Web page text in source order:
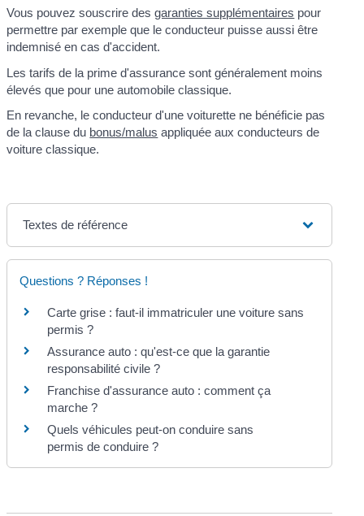
Vous pouvez souscrire desgaranties supplémentaires pour
permettre par exemple que le conducteur puisse aussi être
indemnisé en cas d'accident.
Les tarifs de la prime d'assurance sont généralement moins
élevés que pour une automobile classique.
En revanche, le conducteur d'une voiturette ne bénéficie pas
de la clause du bonus/malus appliquée aux conducteurs de
voiture classique.
Textes de référence
Questions ? Réponses !
Carte grise : faut-il immatriculer une voiture sans
permis ?
Assurance auto : qu'est-ce que la garantie
responsabilité civile ?
Franchise d'assurance auto : comment ça
marche ?
Quels véhicules peut-on conduire sans
permis de conduire ?